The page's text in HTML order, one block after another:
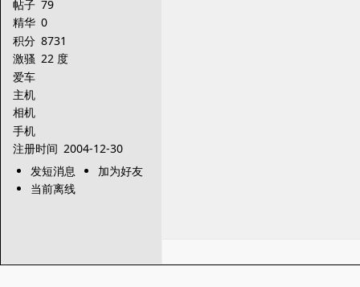
帖子 79
精华 0
积分 8731
激骚 22 度
爱车
主机
相机
手机
注册时间 2004-12-30
发短消息
加为好友
当前离线